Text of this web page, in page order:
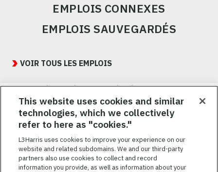
EMPLOIS CONNEXES
EMPLOIS SAUVEGARDÉS
JobsVOIR TOUS LES EMPLOIS
Nous visons à attirer, à mobiliser et à fidéliser une main-d’œuvre
hautement performante et diversifiée. De plus, nous croyons
qu’une culture d’inclusion amusante et décontractée aide nos
employés à réaliser leur plein potentiel. Nous donnons les moyens
à nos employés, sans égard à leur race, leur couleur, leur religion,
origine nationale, leur handicap ou leur statut d’ancien
combattant, d’innover afin de résoudre les problèmes les plus
coriaces de nos clients.
This website uses cookies and similar
technologies, which we collectively
refer to here as "cookies."
L3Harris uses cookies to improve your experience on our
website and related subdomains. We and our third-party
partners also use cookies to collect and record
information you provide, as well as information about your